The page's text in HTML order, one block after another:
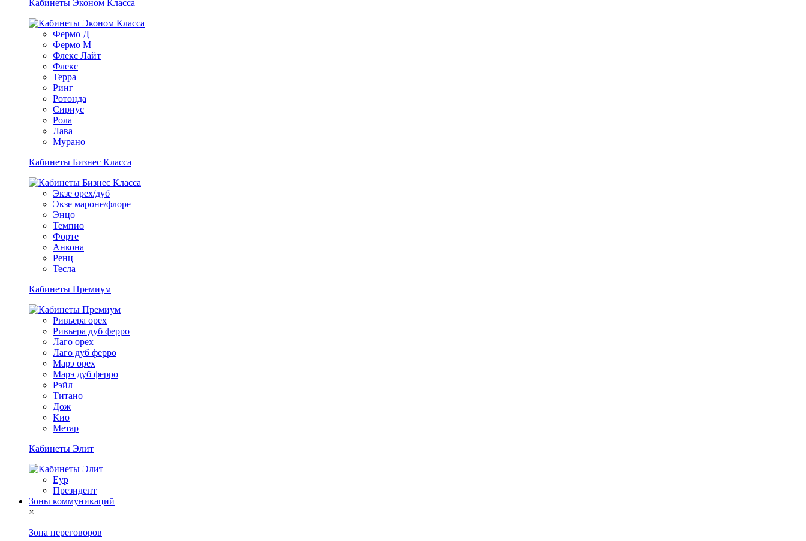
Кабинеты Эконом Класса
Фермо Д
Фермо М
Флекс Лайт
Флекс
Терра
Ринг
Ротонда
Сириус
Рола
Лава
Мурано
Кабинеты Бизнес Класса
Экзе орех/дуб
Экзе мароне/флоре
Энцо
Темпио
Форте
Анкона
Ренц
Тесла
Кабинеты Премиум
Ривьера орех
Ривьера дуб ферро
Лаго орех
Лаго дуб ферро
Марэ орех
Марэ дуб ферро
Рэйл
Титано
Дож
Кио
Метар
Кабинеты Элит
Еур
Президент
Зоны коммуникаций
×
Зона переговоров